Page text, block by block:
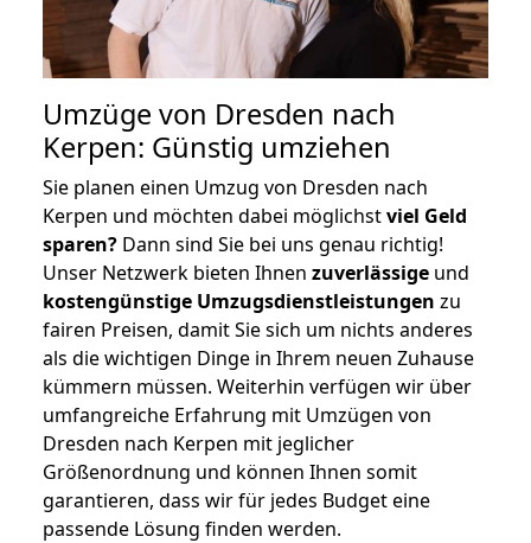
Umzüge von Dresden nach
Kerpen: Günstig umziehen
Sie planen einen Umzug von Dresden nach
Kerpen und möchten dabei möglichstviel Geld
sparen? Dann sind Sie bei uns genau richtig!
Unser Netzwerk bieten Ihnen zuverlässige und
kostengünstige Umzugsdienstleistungen zu
fairen Preisen, damit Sie sich um nichts anderes
als die wichtigen Dinge in Ihrem neuen Zuhause
kümmern müssen. Weiterhin verfügen wir über
umfangreiche Erfahrung mit Umzügen von
Dresden nach Kerpen mit jeglicher
Größenordnung und können Ihnen somit
garantieren, dass wir für jedes Budget eine
passende Lösung finden werden.